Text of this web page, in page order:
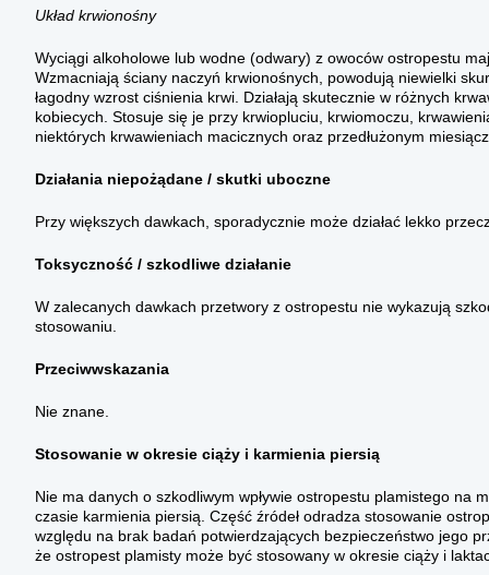
Układ krwionośny
Wyciągi alkoholowe lub wodne (odwary) z owoców ostropestu
Wzmacniają ściany naczyń krwionośnych, powodują niewielki
łagodny wzrost ciśnienia krwi. Działają skutecznie w różnych
kobiecych. Stosuje się je przy krwiopluciu, krwiomoczu,
niektórych krwawieniach macicznych oraz przedłużonym
Działania niepożądane / skutki uboczne
Przy większych dawkach, sporadycznie może działać lekko
Toksyczność / szkodliwe działanie
W zalecanych dawkach przetwory z ostropestu nie wykazują
stosowaniu.
Przeciwwskazania
Nie znane.
Stosowanie w okresie ciąży i karmienia piersią
Nie ma danych o szkodliwym wpływie ostropestu plamistego na
czasie karmienia piersią. Część źródeł odradza stosowanie
względu na brak badań potwierdzających bezpieczeństwo jego
że ostropest plamisty może być stosowany w okresie ciąży i